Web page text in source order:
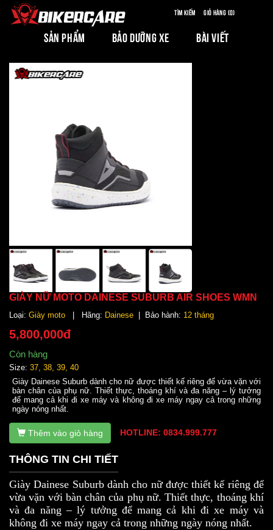
Tìm kiếm Giỏ hàng (0)
SẢN PHẨM BẢO DƯỠNG XE BÀI VIẾT
GIÀY NỮ MOTO DAINESE SUBURB AIR SHOES WMN
Loại: Giày moto | Hãng: Dainese | Bảo hành: 12 tháng
5,800,000đ
Còn hàng
Size: 37, 38, 39, 40
Giày Dainese Suburb dành cho nữ được thiết kế riêng để vừa vặn với
bàn chân của phụ nữ. Thiết thực, thoáng khí và đa năng – lý tưởng
để mang cả khi đi xe máy và không đi xe máy ngay cả trong những
ngày nóng nhất.
Thêm vào giỏ hàng HOTLINE: 0834.999.777
THÔNG TIN CHI TIẾT
Giày Dainese Suburb dành cho nữ được thiết kế riêng để
vừa vặn với bàn chân của phụ nữ. Thiết thực, thoáng khí
và đa năng – lý tưởng để mang cả khi đi xe máy và
không đi xe máy ngay cả trong những ngày nóng nhất.